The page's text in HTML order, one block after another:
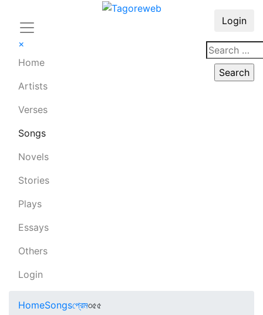
×
Home
Artists
Verses
Songs
Novels
Stories
Plays
Essays
Others
Login
Login
HomeSongsপ্রেম৩৫৫